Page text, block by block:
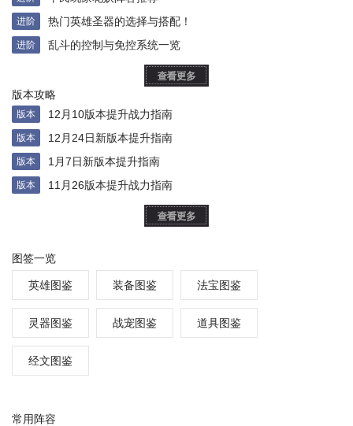
进阶 热门英雄圣器的选择与搭配！
进阶 乱斗的控制与免控系统一览
版本攻略
版本 12月10版本提升战力指南
版本 12月24日新版本提升指南
版本 1月7日新版本提升指南
版本 11月26版本提升战力指南
图签一览
英雄图鉴 装备图鉴 法宝图鉴
灵器图鉴 战宠图鉴 道具图鉴
经文图鉴
常用阵容